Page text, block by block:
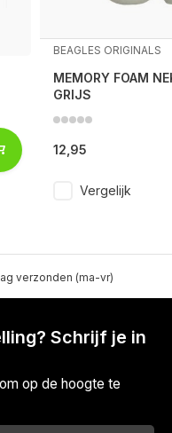
BEAGLES ORIGINALS
MEMORY FOAM
GRIJS
12,95
Vergelijk
verzonden (ma-vr)
Schrijf je in
op de hoogte te